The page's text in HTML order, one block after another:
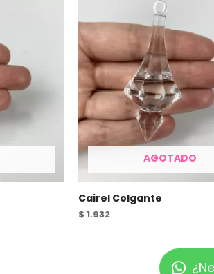
AGOTADO
Cairel Colgante
$ 1.932